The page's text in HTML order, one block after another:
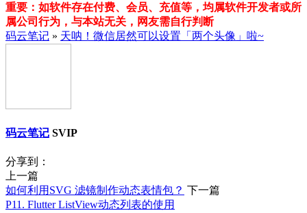
重要：如软件存在付费、会员、充值等，均属软件开发者或所
属公司行为，与本站无关，网友需自行判断
码云笔记 » 天呐！微信居然可以设置「两个头像」啦~
码云笔记 SVIP
分享到：
上一篇
如何利用SVG 滤镜制作动态表情包？ 下一篇
P11. Flutter ListView动态列表的使用